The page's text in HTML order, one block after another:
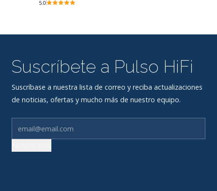
5.0
Suscríbete a Pulso HiFi
Suscríbase a nuestra lista de correo y reciba actualizaciones
de noticias, ofertas y mucho más de nuestro equipo.